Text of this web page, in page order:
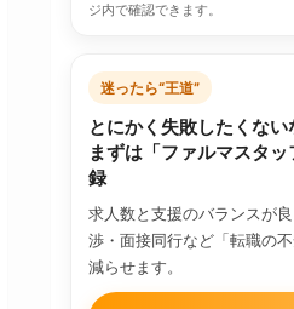
ジ内で確認できます。
迷ったら“王道”
とにかく失敗したくない
まずは「ファルマスタ
録
求人数と支援のバランスが
渉・面接同行など「転職の
減らせます。